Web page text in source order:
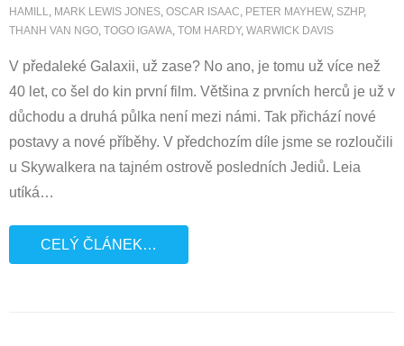
HAMILL, MARK LEWIS JONES, OSCAR ISAAC, PETER MAYHEW, SZHP,
THANH VAN NGO, TOGO IGAWA, TOM HARDY, WARWICK DAVIS
V předaleké Galaxii, už zase? No ano, je tomu už více než
40 let, co šel do kin první film. Většina z prvních herců je už v
důchodu a druhá půlka není mezi námi. Tak přichází nové
postavy a nové příběhy. V předchozím díle jsme se rozloučili
u Skywalkera na tajném ostrově posledních Jediů. Leia
utíká…
CELÝ ČLÁNEK…